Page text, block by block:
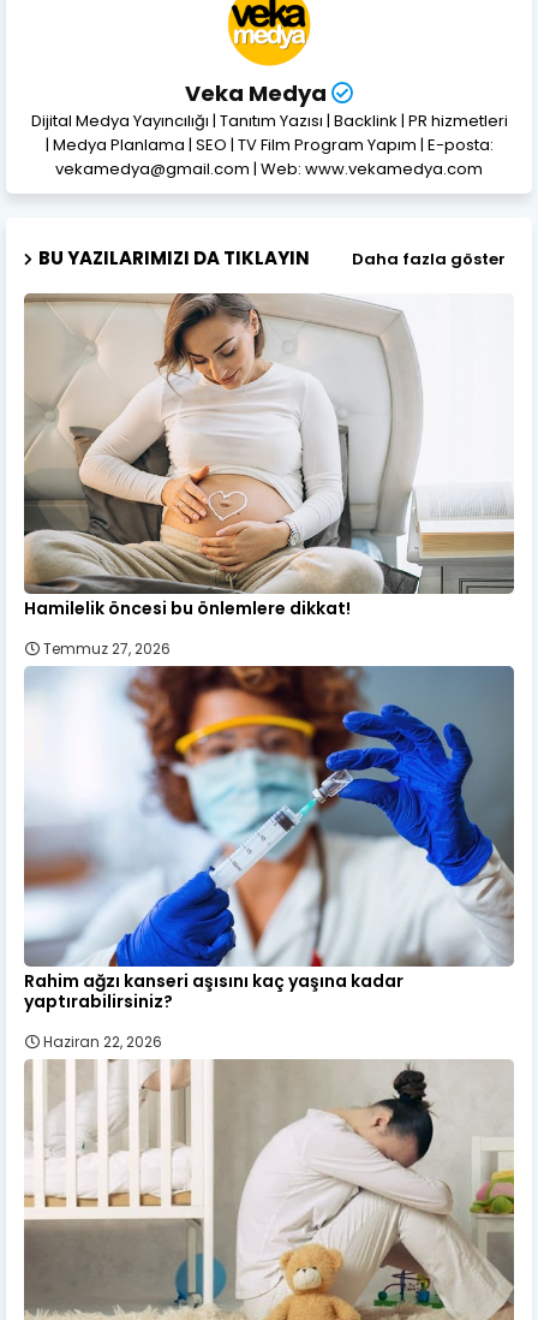
Veka Medya
Dijital Medya Yayıncılığı | Tanıtım Yazısı | Backlink | PR hizmetleri
| Medya Planlama | SEO | TV Film Program Yapım | E-posta:
vekamedya@gmail.com | Web: www.vekamedya.com
BU YAZILARIMIZI DA TIKLAYIN Daha fazla göster
Hamilelik öncesi bu önlemlere dikkat!
Temmuz 27, 2026
Rahim ağzı kanseri aşısını kaç yaşına kadar
yaptırabilirsiniz?
Haziran 22, 2026